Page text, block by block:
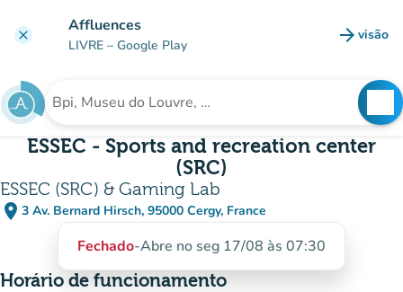
clear Affluences
LIVRE – Google Play arrow_forward visão
(novo
Procura uma instituição
ESSEC - Sports and recreation center
(SRC)
ESSEC (SRC) & Gaming Lab
place 3 Av. Bernard Hirsch, 95000 Cergy, France
(abrir no Google Maps)
(novo separador)
Fechado-Abre no seg 17/08 às 07:30
Horário de funcionamento